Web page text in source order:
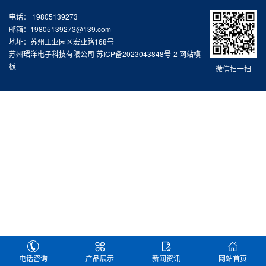
微信扫一扫
电话： 19805139273
邮箱：19805139273@139.com
地址：苏州工业园区宏业路168号
苏州珺洋电子科技有限公司 苏ICP备2023043848号-2 网站模
板
电话咨询 产品展示 新闻资讯 网站首页